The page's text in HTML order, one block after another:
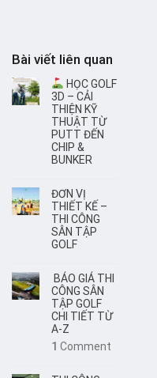
Bài viết liên quan
HỌC GOLF
3D – CẢI
THIỆN KỸ
THUẬT TỪ
PUTT ĐẾN
CHIP &
BUNKER
ĐƠN VỊ
THIẾT KẾ –
THI CÔNG
SÂN TẬP
GOLF
BÁO GIÁ THI
CÔNG SÂN
TẬP GOLF
CHI TIẾT TỪ
A-Z
1 Comment